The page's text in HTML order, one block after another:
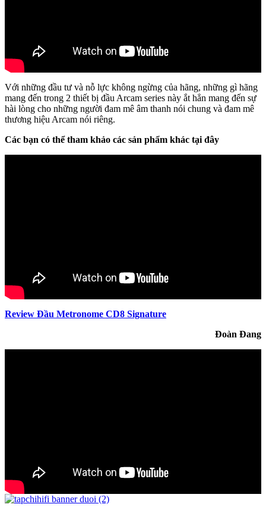
Với những đầu tư và nỗ lực không ngừng của hãng, những gì hãng
mang đến trong 2 thiết bị đầu Arcam series này ắt hẳn mang đến sự
hài lòng cho những người đam mê âm thanh nói chung và đam mê
thương hiệu Arcam nói riêng.
Các bạn có thể tham khảo các sản phẩm khác tại đây
Review Đầu Metronome CD8 Signature
Đoàn Đang